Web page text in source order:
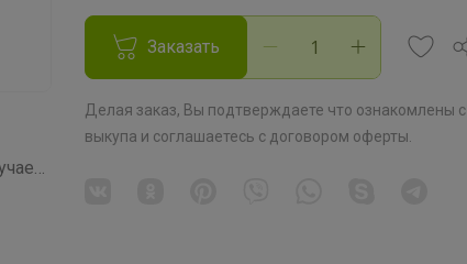
СП266 Звездная кофемания от ТОП обжарщиков России! В наличии! Изучаем и Пробуем всю кофейную географию! 20 призов на пробу среди участников закупки!
Заказать
Делая заказ, Вы подтверждаете что ознакомлены с
выкупа и соглашаетесь с договором оферты